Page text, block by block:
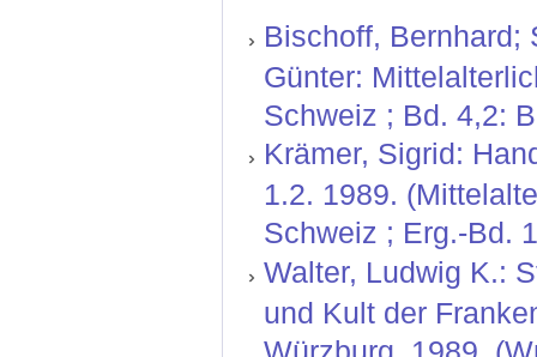
Bischoff, Bernhard;
Günter:
Schweiz ; Bd. 4,2:
Krämer, Sigrid:
1.2. 1989.
Schweiz ; Erg.-Bd.
Walter, Ludwig K.:
und Kult der
Würzburg. 1989.